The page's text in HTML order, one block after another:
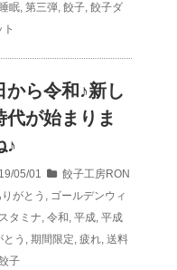
睡眠, 第三弾, 餃子, 餃子ダ
から令和♪新し
代が始まりま
♪
05/01
餃子工房RON
がとう , ゴールデンウィ
スタミナ, 令和, 平成, 平成
う , 期間限定, 疲れ, 送料
子